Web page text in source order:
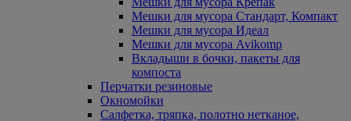
Мешки для мусора Стандарт, Компакт
Мешки для мусора Идеал
Мешки для мусора Avikomp
Вкладыши в бочки, пакеты для
компоста
Перчатки резиновые
Окномойки
Салфетка, тряпка, полотно нетканое,